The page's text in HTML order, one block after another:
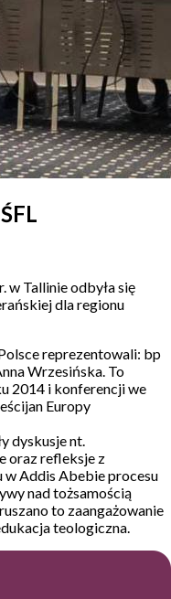
w Tallinie odbyła się
dla regionu
reprezentowali: bp
Wrzesińska. To
2014 i konferencji we
Europy
dyskusje nt.
oraz refleksje z
Addis Abebie procesu
nad tożsamością
to zaangażowanie
teologiczna.